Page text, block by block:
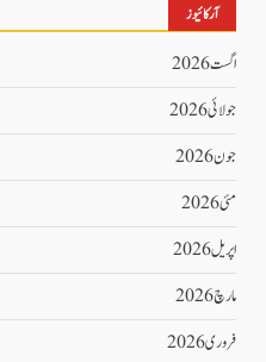
آرکائیوز
اگست 2026
جولائی 2026
جون 2026
مئی 2026
اپریل 2026
مارچ 2026
فروری 2026